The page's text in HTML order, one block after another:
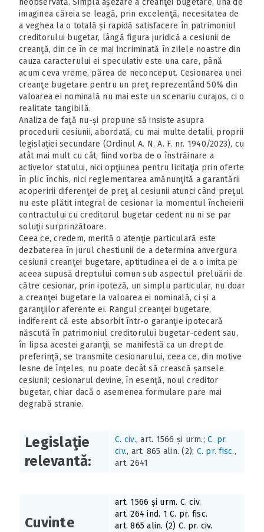
neobservată. Simpla așezare a creanţei bugetare, una de
imaginea căreia se leagă, prin excelenţă, necesitatea de
a veghea la o totală și rapidă satisfacere în patrimoniul
creditorului bugetar, lângă figura juridică a cesiunii de
creanţă, din ce în ce mai incriminată în zilele noastre din
cauza caracterului ei speculativ este una care, până
acum ceva vreme, părea de neconceput. Cesionarea unei
creanţe bugetare pentru un preţ reprezentând 50% din
valoarea ei nominală nu mai este un scenariu curajos, ci o
realitate tangibilă.
Analiza de faţă nu-și propune să insiste asupra
procedurii cesiunii, abordată, cu mai multe detalii, proprii
legislaţiei secundare (Ordinul A. N. A. F. nr. 1940/2023), cu
atât mai mult cu cât, fiind vorba de o înstrăinare a
activelor statului, nici opţiunea pentru licitaţia prin oferte
în plic închis, nici reglementarea amănunţită a garantării
acoperirii diferenţei de preţ al cesiunii atunci când preţul
nu este plătit integral de cesionar la momentul încheierii
contractului cu creditorul bugetar cedent nu ni se par
soluţii surprinzătoare.
Ceea ce, credem, merită o atenţie particulară este
dezbaterea în jurul chestiunii de a determina anvergura
cesiunii creanţei bugetare, aptitudinea ei de a o imita pe
aceea supusă dreptului comun sub aspectul preluării de
către cesionar, prin ipoteză, un simplu particular, nu doar
a creanţei bugetare la valoarea ei nominală, ci și a
garanţiilor aferente ei. Rangul creanţei bugetare,
indiferent că este absorbit într-o garanţie ipotecară
născută în patrimoniul creditorului bugetar-cedent sau,
în lipsa acestei garanţii, se manifestă ca un drept de
preferinţă, se transmite cesionarului, ceea ce, din motive
lesne de înţeles, nu poate decât să crească șansele
cesiunii; cesionarul devine, în esenţă, noul creditor
bugetar, chiar dacă o asemenea formulare pare mai
degrabă stranie.
Legislaţie
relevantă:
C. civ., art. 1566 și urm.; C. pr.
civ., art. 865 alin. (2); C. pr. fisc.,
art. 2641
Cuvinte
art. 1566 și urm. C. civ.
art. 264 ind. 1 C. pr. fisc.
art. 865 alin. (2) C. pr. civ.